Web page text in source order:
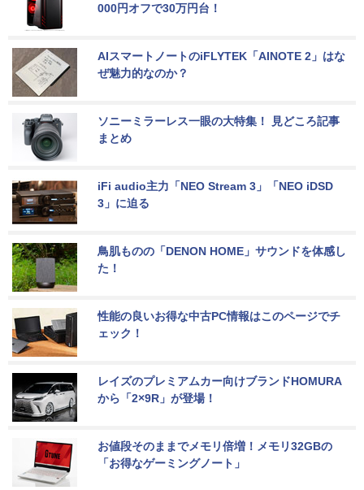
000円オフで30万円台！
AIスマートノートのiFLYTEK「AINOTE 2」はな
ぜ魅力的なのか？
ソニーミラーレス一眼の大特集！ 見どころ記事
まとめ
iFi audio主力「NEO Stream 3」「NEO iDSD
3」に迫る
鳥肌ものの「DENON HOME」サウンドを体感し
た！
性能の良いお得な中古PC情報はこのページでチ
ェック！
レイズのプレミアムカー向けブランドHOMURA
から「2×9R」が登場！
お値段そのままでメモリ倍増！メモリ32GBの
「お得なゲーミングノート」